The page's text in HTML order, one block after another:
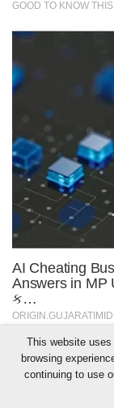
This website
browsing
continuing to use